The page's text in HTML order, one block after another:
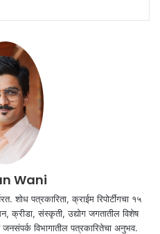
Wani
शोध पत्रकारिता, क्राईम रिपोर्टींगचा १५
क्रीडा, संस्कृती, उद्योग जगतातील विशेष
विभागातील पत्रकारितेचा अनुभव.